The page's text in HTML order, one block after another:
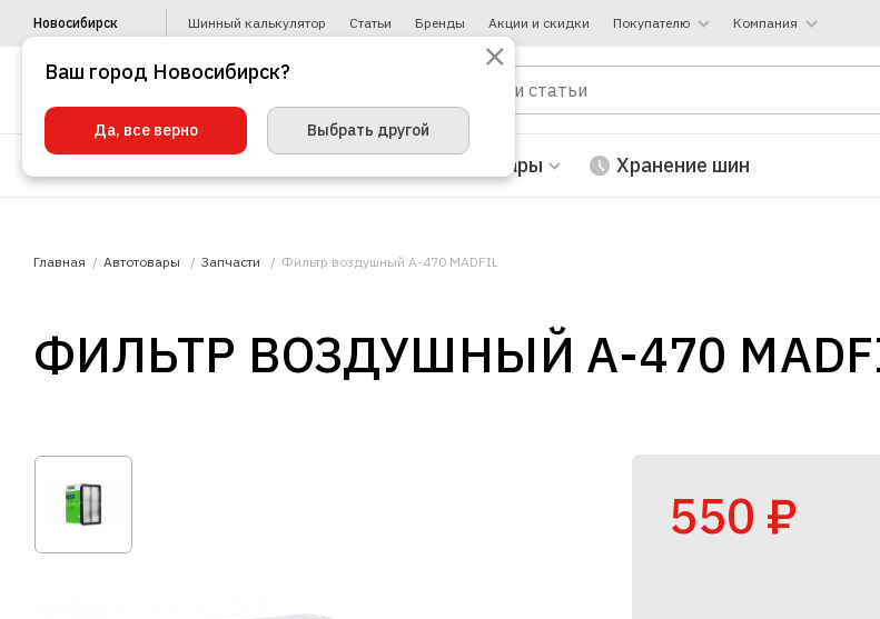
Новосибирск Шинный калькулятор Статьи Бренды Акции и скидки Покупателю Компания
Автотовары Хранение шин
Главная Автотовары Запчасти Фильтр воздушный A-470 MADFIL
ФИЛЬТР ВОЗДУШНЫЙ A-470
550 ₽
Ваш город Новосибирск?
Да, все верно Выбрать другой